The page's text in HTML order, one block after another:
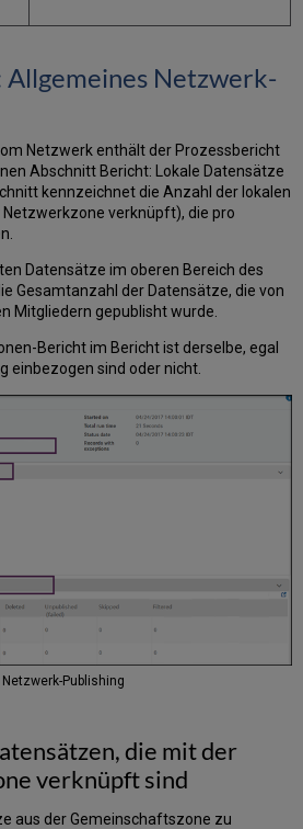
Allgemeines Netzwerk-
Netzwerk enthält der Prozessbericht
Abschnitt Bericht: Lokale Datensätze
kennzeichnet die Anzahl der lokalen
verknüpft), die pro
Datensätze im oberen Bereich des
Gesamtanzahl der Datensätze, die von
Mitgliedern gepublisht wurde.
Bericht im Bericht ist derselbe, egal
einbezogen sind oder nicht.
Publishing
die mit der
verknüpft sind
aus der Gemeinschaftszone zu